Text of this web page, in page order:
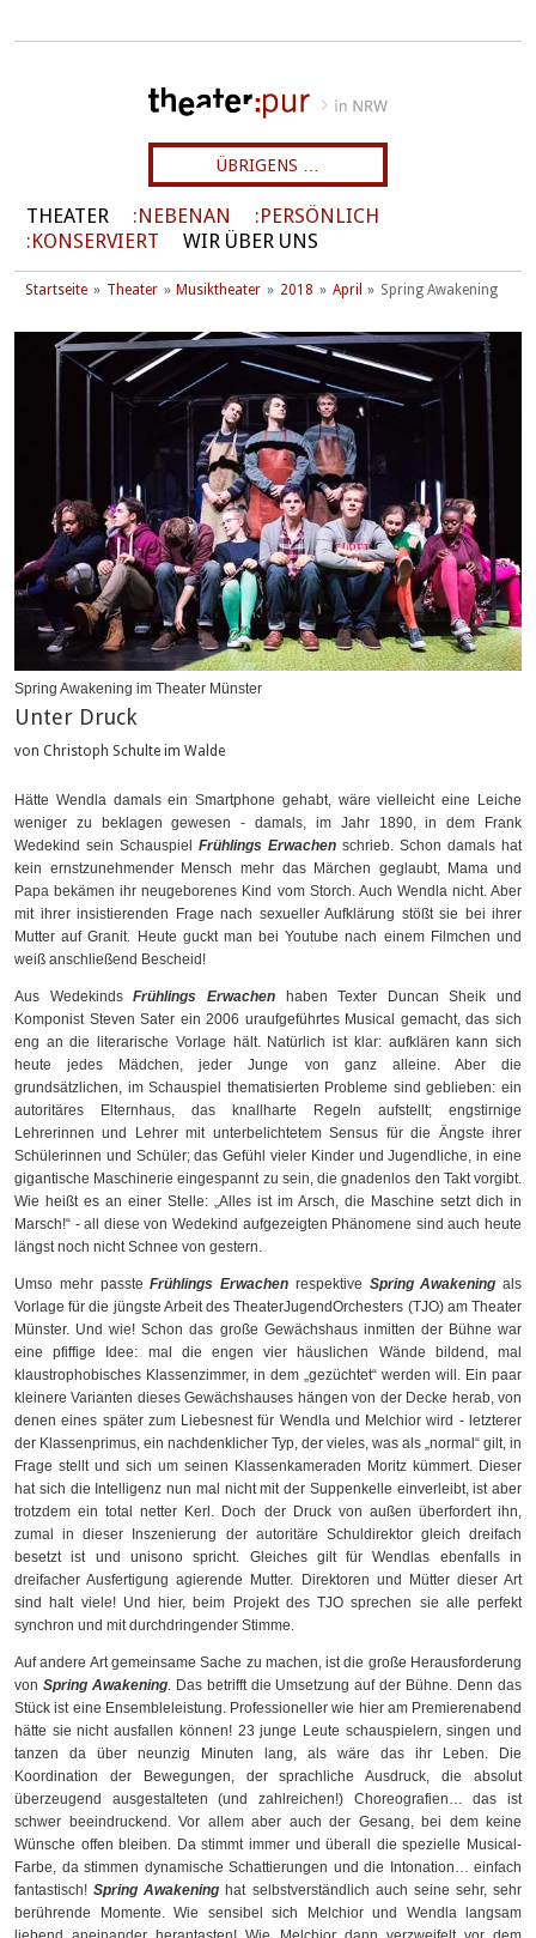
ÜBRIGENS …
THEATER NEBENAN
PERSÖNLICH
KONSERVIERT
WIR ÜBER UNS
Startseite Theater Musiktheater 2018 April Spring Awakening
Spring Awakening im Theater Münster
Unter Druck
von Christoph Schulte im Walde
Hätte Wendla damals ein Smartphone gehabt, wäre vielleicht eine Leiche
weniger zu beklagen gewesen - damals, im Jahr 1890, in dem Frank
Wedekind sein Schauspiel Frühlings Erwachen schrieb. Schon damals hat
kein ernstzunehmender Mensch mehr das Märchen geglaubt, Mama und
Papa bekämen ihr neugeborenes Kind vom Storch. Auch Wendla nicht. Aber
mit ihrer insistierenden Frage nach sexueller Aufklärung stößt sie bei ihrer
Mutter auf Granit. Heute guckt man bei Youtube nach einem Filmchen und
weiß anschließend Bescheid!
Aus WedekindsFrühlings Erwachenhaben Texter Duncan Sheik und
Komponist Steven Sater ein 2006 uraufgeführtes Musical gemacht, das sich
eng an die literarische Vorlage hält. Natürlich ist klar: aufklären kann sich
heute jedes Mädchen, jeder Junge von ganz alleine. Aber die
grundsätzlichen, im Schauspiel thematisierten Probleme sind geblieben: ein
autoritäres Elternhaus, das knallharte Regeln aufstellt; engstirnige
Lehrerinnen und Lehrer mit unterbelichtetem Sensus für die Ängste ihrer
Schülerinnen und Schüler; das Gefühl vieler Kinder und Jugendliche, in eine
gigantische Maschinerie eingespannt zu sein, die gnadenlos den Takt vorgibt.
Wie heißt es an einer Stelle: „Alles ist im Arsch, die Maschine setzt dich in
Marsch!“ - all diese von Wedekind aufgezeigten Phänomene sind auch heute
längst noch nicht Schnee von gestern.
Umso mehr passteFrühlings Erwachen respektive Spring Awakening als
Vorlage für die jüngste Arbeit des TheaterJugendOrchesters (TJO) am Theater
Münster. Und wie! Schon das große Gewächshaus inmitten der Bühne war
eine pfiffige Idee: mal die engen vier häuslichen Wände bildend, mal
klaustrophobisches Klassenzimmer, in dem „gezüchtet“ werden will. Ein paar
kleinere Varianten dieses Gewächshauses hängen von der Decke herab, von
denen eines später zum Liebesnest für Wendla und Melchior wird - letzterer
der Klassenprimus, ein nachdenklicher Typ, der vieles, was als „normal“ gilt, in
Frage stellt und sich um seinen Klassenkameraden Moritz kümmert. Dieser
hat sich die Intelligenz nun mal nicht mit der Suppenkelle einverleibt, ist aber
trotzdem ein total netter Kerl. Doch der Druck von außen überfordert ihn,
zumal in dieser Inszenierung der autoritäre Schuldirektor gleich dreifach
besetzt ist und unisono spricht. Gleiches gilt für Wendlas ebenfalls in
dreifacher Ausfertigung agierende Mutter. Direktoren und Mütter dieser Art
sind halt viele! Und hier, beim Projekt des TJO sprechen sie alle perfekt
synchron und mit durchdringender Stimme.
Auf andere Art gemeinsame Sache zu machen, ist die große Herausforderung
von Spring Awakening. Das betrifft die Umsetzung auf der Bühne. Denn das
Stück ist eine Ensembleleistung. Professioneller wie hier am Premierenabend
hätte sie nicht ausfallen können! 23 junge Leute schauspielern, singen und
tanzen da über neunzig Minuten lang, als wäre das ihr Leben. Die
Koordination der Bewegungen, der sprachliche Ausdruck, die absolut
überzeugend ausgestalteten (und zahlreichen!) Choreografien… das ist
schwer beeindruckend. Vor allem aber auch der Gesang, bei dem keine
Wünsche offen bleiben. Da stimmt immer und überall die spezielle Musical-
Farbe, da stimmen dynamische Schattierungen und die Intonation… einfach
fantastisch!Spring Awakening hat selbstverständlich auch seine sehr, sehr
berührende Momente. Wie sensibel sich Melchior und Wendla langsam